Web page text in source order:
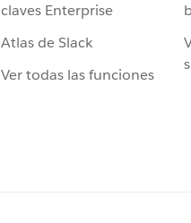
claves Enterprise
Atlas de Slack
Ver todas las funciones